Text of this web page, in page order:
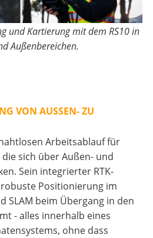
und Kartierung mit dem RS10 in
Außenbereichen.
VON AUSSEN- ZU
Arbeitsablauf für
sich über Außen- und
Sein integrierter RTK-
Positionierung im
SLAM beim Übergang in den
- alles innerhalb eines
ohne dass